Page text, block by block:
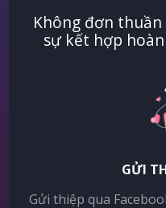
Không đơn
sự kết hợp
GỬI
Gửi thiệp qua